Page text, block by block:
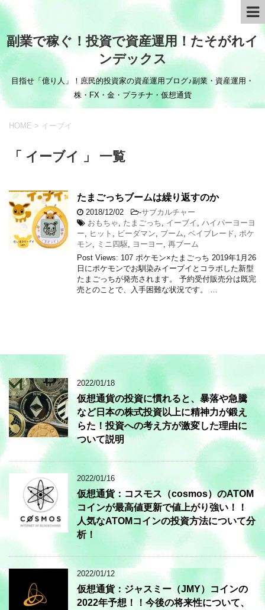
副業で稼ぐ！投資で資産運用！たそがれイ
ンデックス
目指せ「億り人」！庶民的投資家の資産運用ブログ♪副業・資産運用・
株・FX・金・プラチナ・仮想通貨
HOME > イーブイ
「 イーブイ 」 一覧
たまごっちブームは繰り返すのか
2018/12/02 -サブカルチャー
おもちゃ
たまごっち イーブイ
ハイパーヨーヨ
ー
ヒット ビーダマン ブーム ベイブレード
ポケ
モン
ミニ四駆 ヨーヨー 再ブーム
Post Views: 107 ポケモン×たまごっち 2019年1月26
日にポケモンでお馴染みイーブイとコラボした新型
たまごっちが発売されます。 予約受付販売分は既完
売とのことで、入手困難な状況です。 …
2022/01/18
仮想通貨の投資に慣れると、暴落や急騰
など日本の株式投資以上に精神力が鍛え
らた！投資への考え方が激変した理由に
ついて説明
2022/01/16
仮想通貨：コスモス（cosmos）のATOM
コインが最高値更新で値上がり強い！！
人気なATOMコインの投資方法について分
析！
2022/01/12
仮想通貨：ジャスミー（JMY）コインの
2022年予想！！今後の将来性について、